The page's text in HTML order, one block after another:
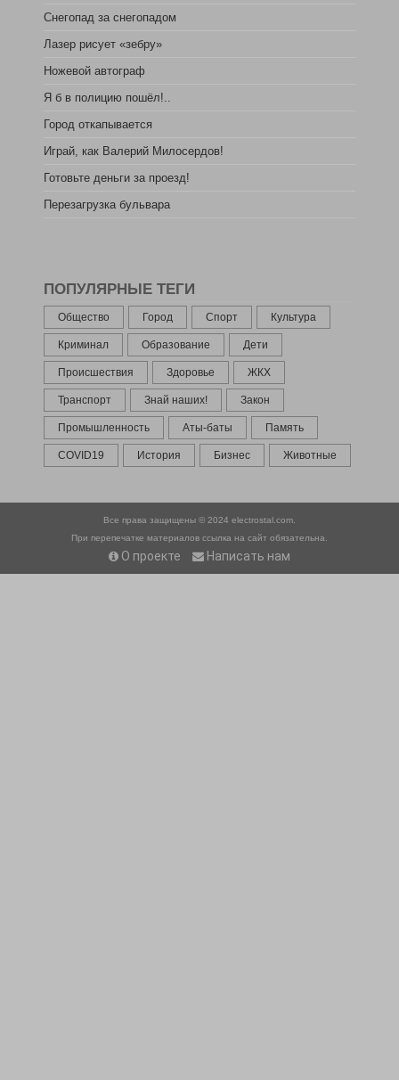
Снегопад за снегопадом
Лазер рисует «зебру»
Ножевой автограф
Я б в полицию пошёл!..
Город откапывается
Играй, как Валерий Милосердов!
Готовьте деньги за проезд!
Перезагрузка бульвара
ПОПУЛЯРНЫЕ ТЕГИ
Общество Город Спорт Культура
Криминал Образование Дети
Происшествия Здоровье ЖКХ
Транспорт Знай наших! Закон
Промышленность Аты-баты Память
COVID19 История Бизнес Животные
Все права защищены © 2024 electrostal.com.
При перепечатке материалов ссылка на сайт обязательна.
О проекте Написать нам